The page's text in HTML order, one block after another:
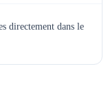
directement dans le